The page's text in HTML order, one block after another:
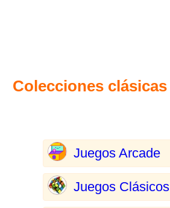
Colecciones clásicas
Juegos Arcade
Juegos Clásicos